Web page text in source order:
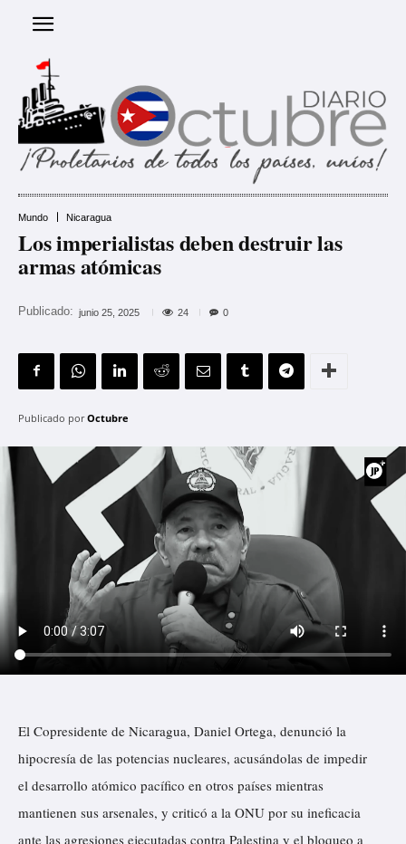
Mundo Nicaragua
Los imperialistas deben destruir las
armas atómicas
Publicado: junio 25, 2025 24 0
Publicado por Octubre
El Copresidente de Nicaragua, Daniel Ortega, denunció la
hipocresía de las potencias nucleares, acusándolas de impedir
el desarrollo atómico pacífico en otros países mientras
mantienen sus arsenales, y criticó a la ONU por su ineficacia
ante las agresiones ejecutadas contra Palestina y el bloqueo a